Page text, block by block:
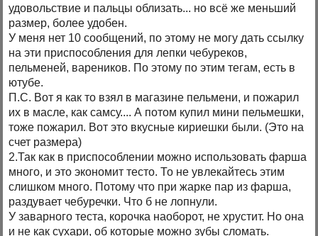
удовольствие и пальцы облизать... но всё же меньший
размер, более удобен.
У меня нет 10 сообщений, по этому не могу дать ссылку
на эти приспособления для лепки чебуреков,
пельменей, вареников. По этому по этим тегам, есть в
ютубе.
П.С. Вот я как то взял в магазине пельмени, и пожарил
их в масле, как самсу.... А потом купил мини пельмешки,
тоже пожарил. Вот это вкусные кириешки были. (Это на
счет размера)
2.Так как в приспособлении можно использовать фарша
много, и это экономит тесто. То не увлекайтесь этим
слишком много. Потому что при жарке пар из фарша,
раздувает чебуречки. Что б не лопнули.
У заварного теста, корочка наоборот, не хрустит. Но она
и не как сухари, об которые можно зубы сломать.